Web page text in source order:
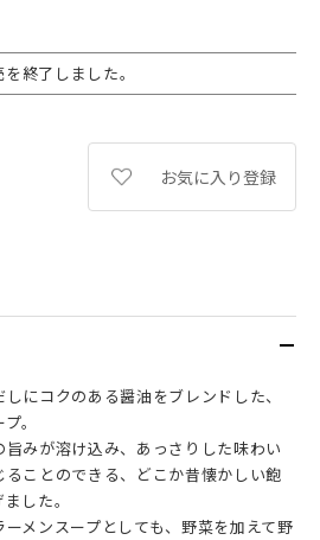
を終了しました。
お気に入り登録
にコクのある醤油をブレンドした、
。
みが溶け込み、あっさりした味わい
ことのできる、どこか昔懐かしい飽
した。
メンスープとしても、野菜を加えて野